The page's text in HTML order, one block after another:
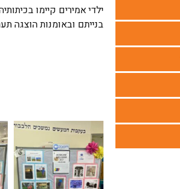
ילדי אמירים קיימו
בנייתם ובאומנות הוצגה